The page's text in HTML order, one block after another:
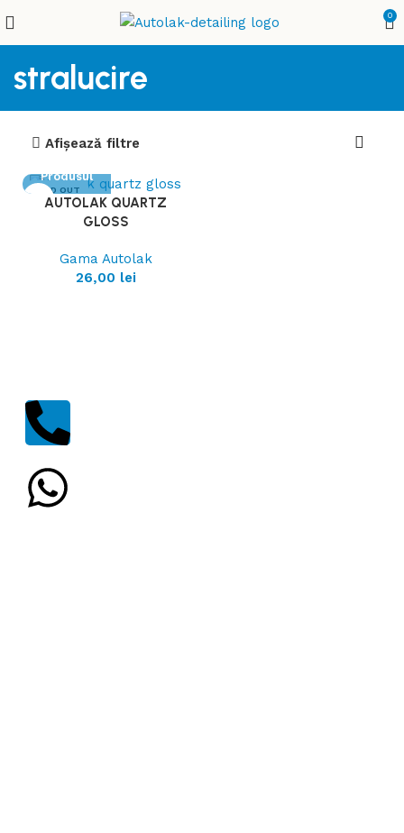
0
stralucire
Afișează filtre
SOLD OUT
Produsul
AUTOLAK QUARTZ
GLOSS
Gama Autolak
26,00 lei